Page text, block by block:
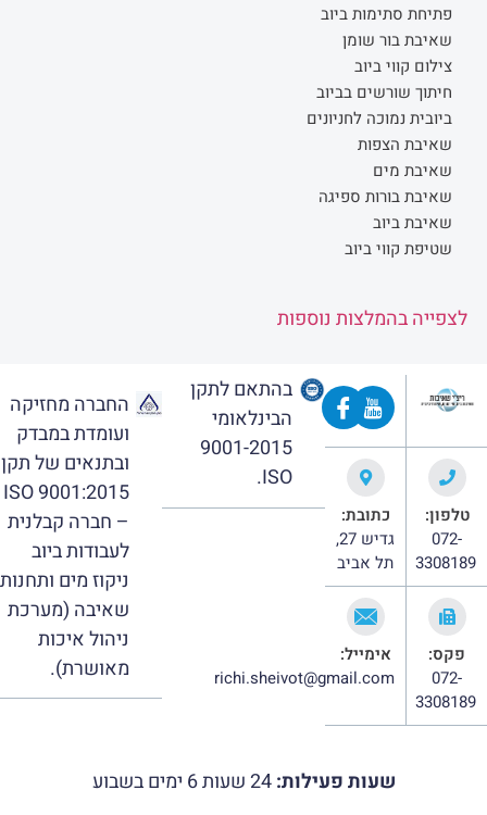
פתיחת סתימות ביוב
שאיבת בור שומן
צילום קווי ביוב
חיתוך שורשים בביוב
ביובית נמוכה לחניונים
שאיבת הצפות
שאיבת מים
שאיבת בורות ספיגה
שאיבת ביוב
שטיפת קווי ביוב
לצפייה בהמלצות נוספות
טלפון:
072-
3308189
כתובת:
גדיש 27,
תל אביב
פקס:
072-
3308189
אימייל:
richi.sheivot@gmail.com
בהתאם לתקן
הבינלאומי
9001-2015
ISO.
החברה מחזיקה
ועומדת במבדק
ובתנאים של תקן
ISO 9001:2015
– חברה קבלנית
לעבודות ביוב
ניקוז מים ותחנות
שאיבה (מערכת
ניהול איכות
מאושרת).
שעות פעילות:24 שעות 6 ימים בשבוע